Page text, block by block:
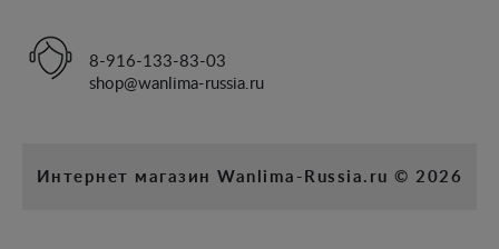
8-916-133-83-03
shop@wanlima-russia.ru
Интернет магазин Wanlima-Russia.ru © 2026